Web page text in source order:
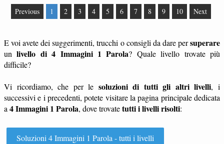
Previous 1 2 3 4 5 6 7 8 9 10 Next
E voi avete dei suggerimenti, trucchi o consigli da dare persuperare
unlivello di 4 Immagini 1 Parola? Quale livello trovate più
difficile?
Vi ricordiamo, che per le soluzioni di tutti gli altri livelli, i
successivi e i precedenti, potete visitare la pagina principale dedicata
a4 Immagini 1 Parola, dove trovatetutti i livelli risolti:
Soluzioni 4 Immagini 1 Parola - tutti i livelli